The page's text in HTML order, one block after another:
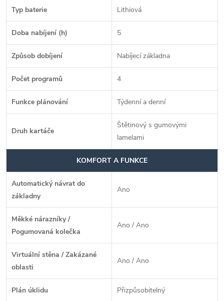
Typ baterie Lithiová
Doba nabíjení (h) 5
Způsob dobíjení Nabíjecí základna
Počet programů 4
Funkce plánování Týdenní a denní
Druh kartáče
Štětinový s gumovými
lamelami
KOMFORT A FUNKCE
Automatický návrat do
základny
Ano
Měkké nárazníky /
Pogumovaná kolečka
Ano / Ano
Virtuální stěna / Zakázané
oblasti
Ano / Ano
Plán úklidu Přizpůsobitelný